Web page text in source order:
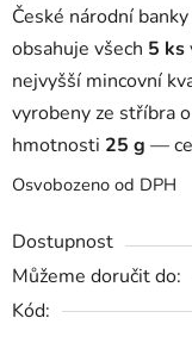
České národní
obsahuje všech 5 ks
nejvyšší mincovní
vyrobeny ze stříbra o
hmotnosti 25 g —
Osvobozeno od DPH
Dostupnost
Můžeme doručit do:
Kód: